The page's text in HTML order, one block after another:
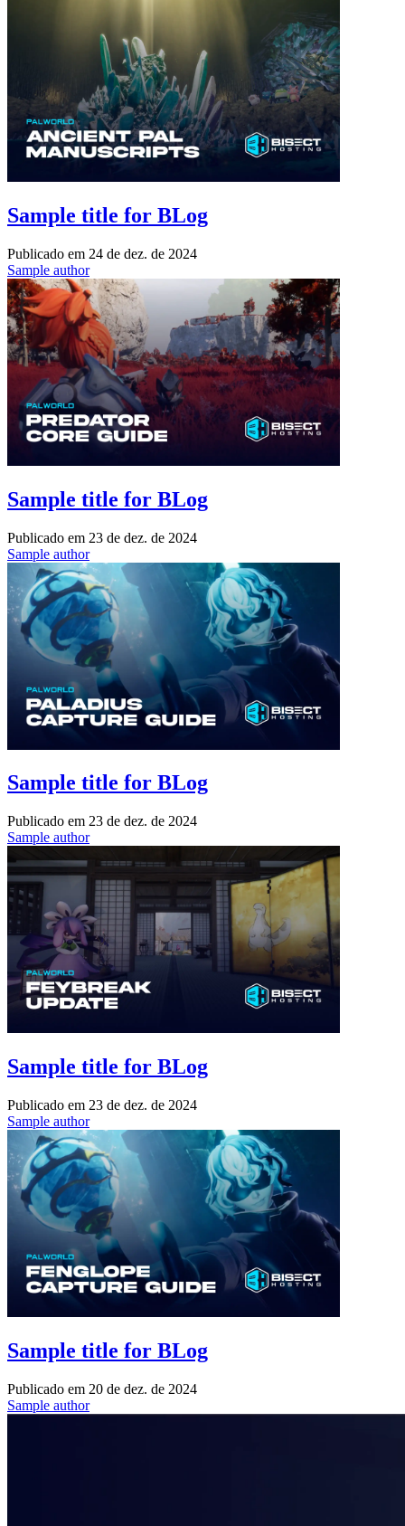
Sample title for BLog
Publicado em 24 de dez. de 2024
Sample author
Sample title for BLog
Publicado em 23 de dez. de 2024
Sample author
Sample title for BLog
Publicado em 23 de dez. de 2024
Sample author
Sample title for BLog
Publicado em 23 de dez. de 2024
Sample author
Sample title for BLog
Publicado em 20 de dez. de 2024
Sample author